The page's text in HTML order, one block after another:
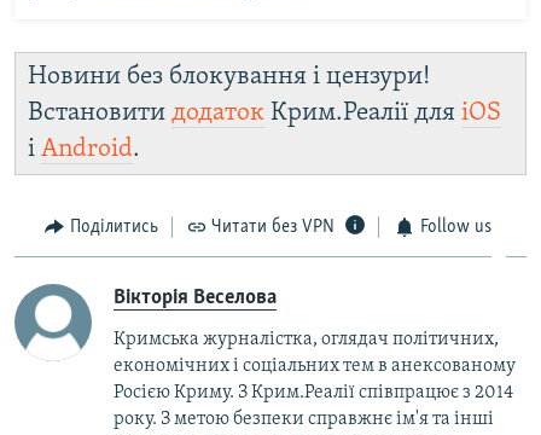
Новини без блокування і цензури!
Встановити додаток Крим.Реалії для iOS
і Android.
Поділитись Читати без VPN Follow us
Вікторія Веселова
Кримська журналістка, оглядач політичних,
економічних і соціальних тем в анексованому
Росією Криму. З Крим.Реалії співпрацює з 2014
року. З метою безпеки справжнє ім'я та інші